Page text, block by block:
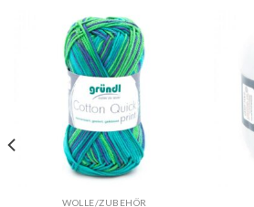
WOLLE/ZUBEHÖR